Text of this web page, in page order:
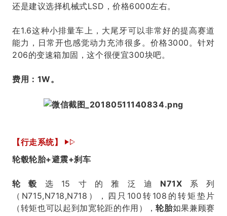
还是建议选择机械式LSD，价格6000左右。
在1.6这种小排量车上，大尾牙可以非常好的提高赛道
能力，日常开也感觉动力充沛很多。价格3000。针对
206的变速箱加固，这个很便宜300块吧。
费用：1W。
【行走系统】
轮毂轮胎+避震+刹车
轮毂 选15寸的雅泛迪 N71X 系列
（N715,N718,N718），四只100转108的转矩垫片
（转矩也可以起到加宽轮距的作用），轮胎如果兼顾赛